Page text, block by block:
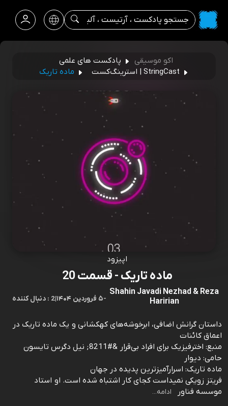
اکو موسیقی
پادکست های علمی
StringCast | استرینگ‌کست
ماده تاریک
اپیزود
ماده تاریک - قسمت 20
Shahin Javadi Nezhad & Reza
Haririan
-۵ فروردین ۱۴۰۴ |2 : دنبال کننده
داستان گرانش اضافی، ابرخوشه‌های کهکشانی و یک ماده‌ تاریک در
اعماق کائنات
منبع: اخترفیزیک برای افراد بی‌قرار &#8211; نیل دگرس تایسون
حامی: دیوار
ماده تاریک: اسرارآمیزترین پدیده در جهان
فریتز زویکی نمیداست کجای کار اشتباه شده است. او استاد
موسسه فناور
ادامه...